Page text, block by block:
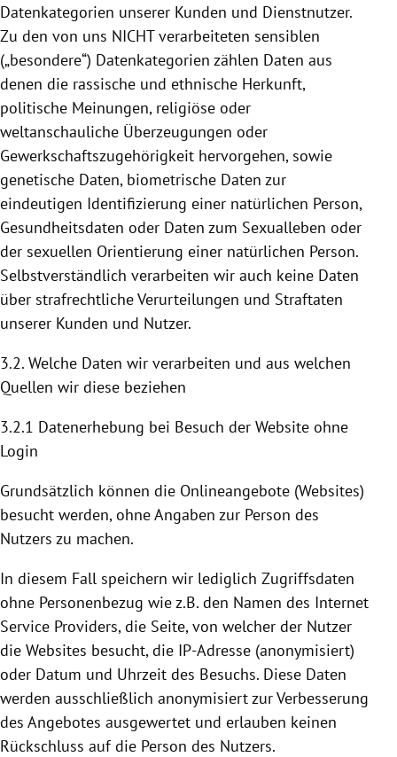
Datenkategorien unserer Kunden und Dienstnutzer.
Zu den von uns NICHT verarbeiteten sensiblen
(„besondere“) Datenkategorien zählen Daten aus
denen die rassische und ethnische Herkunft,
politische Meinungen, religiöse oder
weltanschauliche Überzeugungen oder
Gewerkschaftszugehörigkeit hervorgehen, sowie
genetische Daten, biometrische Daten zur
eindeutigen Identifizierung einer natürlichen Person,
Gesundheitsdaten oder Daten zum Sexualleben oder
der sexuellen Orientierung einer natürlichen Person.
Selbstverständlich verarbeiten wir auch keine Daten
über strafrechtliche Verurteilungen und Straftaten
unserer Kunden und Nutzer.
3.2. Welche Daten wir verarbeiten und aus welchen
Quellen wir diese beziehen
3.2.1 Datenerhebung bei Besuch der Website ohne
Login
Grundsätzlich können die Onlineangebote (Websites)
besucht werden, ohne Angaben zur Person des
Nutzers zu machen.
In diesem Fall speichern wir lediglich Zugriffsdaten
ohne Personenbezug wie z.B. den Namen des Internet
Service Providers, die Seite, von welcher der Nutzer
die Websites besucht, die IP-Adresse (anonymisiert)
oder Datum und Uhrzeit des Besuchs. Diese Daten
werden ausschließlich anonymisiert zur Verbesserung
des Angebotes ausgewertet und erlauben keinen
Rückschluss auf die Person des Nutzers.